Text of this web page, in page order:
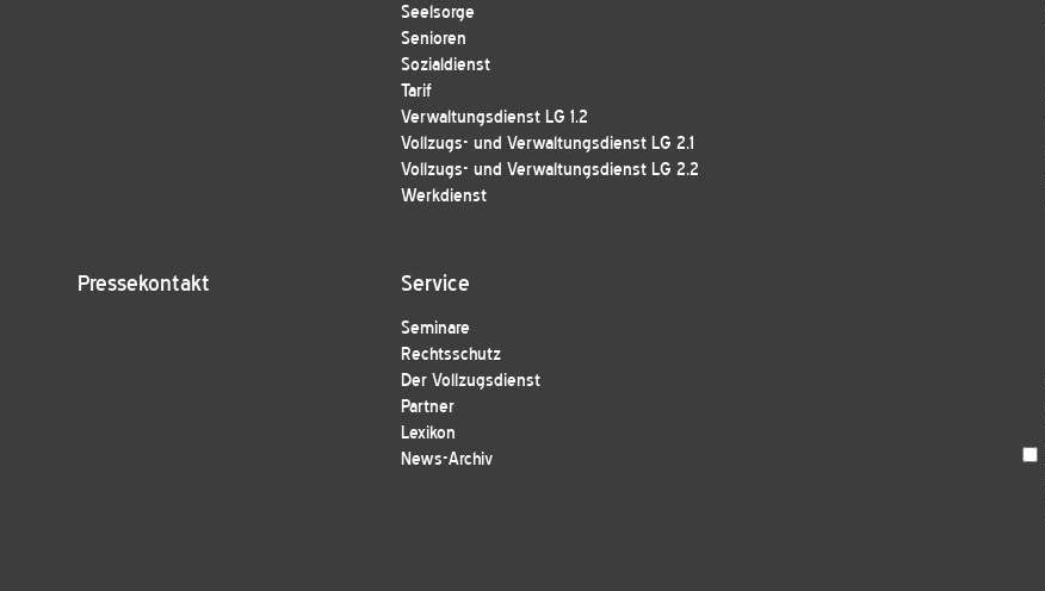
Seelsorge
Senioren
Sozialdienst
Tarif
Verwaltungsdienst LG 1.2
Vollzugs- und Verwaltungsdienst LG 2.1
Vollzugs- und Verwaltungsdienst LG 2.2
Werkdienst
Pressekontakt Service
Seminare
Rechtsschutz
Der Vollzugsdienst
Partner
Lexikon
News-Archiv